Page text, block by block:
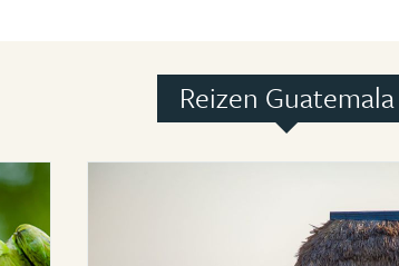
Reizen Guatemala